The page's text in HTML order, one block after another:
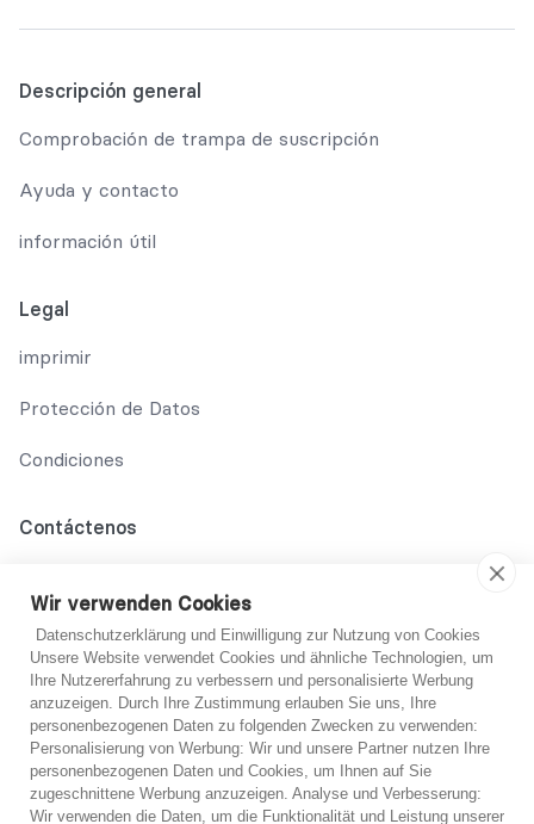
¿No estoy seguro?
Descripción general
Comprobación de trampa de suscripción
Ayuda y contacto
información útil
Legal
imprimir
Protección de Datos
Condiciones
Contáctenos
support@abo-hilfe.de
© 2021 abo-hilfe.de
*Nota: abo-hilfe.de sirve como sitio web informativo. El
consumidor recibe información y consejos y trucos sobre el
Wir verwenden Cookies
Datenschutzerklärung und Einwilligung zur Nutzung von Cookies
Unsere Website verwendet Cookies und ähnliche Technologien, um
Ihre Nutzererfahrung zu verbessern und personalisierte Werbung
anzuzeigen. Durch Ihre Zustimmung erlauben Sie uns, Ihre
personenbezogenen Daten zu folgenden Zwecken zu verwenden:
Personalisierung von Werbung: Wir und unsere Partner nutzen Ihre
personenbezogenen Daten und Cookies, um Ihnen auf Sie
zugeschnittene Werbung anzuzeigen. Analyse und Verbesserung:
Wir verwenden die Daten, um die Funktionalität und Leistung unserer